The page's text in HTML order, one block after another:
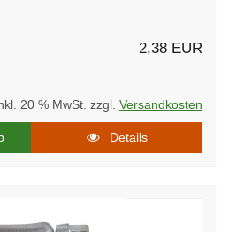
2,38 EUR
20 % MwSt. zzgl. Versandkosten
Details